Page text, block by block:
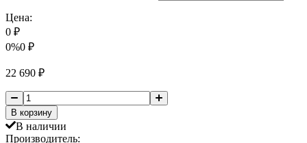
Цена:
0 ₽
0%0 ₽
22 690 ₽
В корзину
В наличии
Производитель: